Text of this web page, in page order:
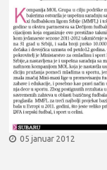
05 januar 2012